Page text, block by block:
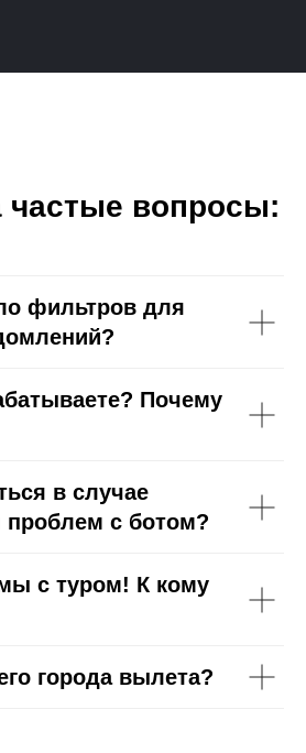
частые вопросы:
фильтров для
Почему
в случае
проблем с ботом?
с туром! К кому
города вылета?